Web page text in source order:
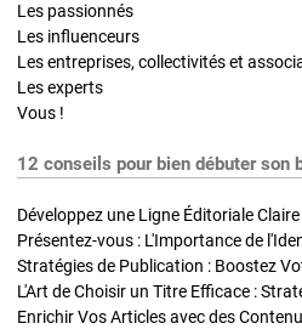
Les passionnés
Les influenceurs
Les entreprises, collectivités et
Les experts
Vous !
12 conseils pour bien débuter son
Développez une Ligne Éditoriale
Présentez-vous : L'Importance de
L'Art de Choisir un Titre Efficace :